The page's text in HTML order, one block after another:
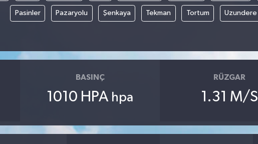
Pasinler Pazaryolu Şenkaya Tekman Tortum Uzundere
BASINÇ
1010 HPA hpa
RÜZGAR
1.31 M/S